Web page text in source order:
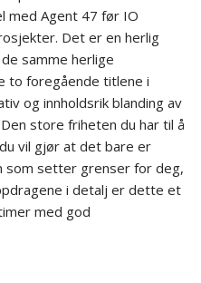
med Agent 47 før IO
Det er en herlig
samme herlige
to foregående titlene i
og innholdsrik blanding av
store friheten du har til å
vil gjør at det bare er
som setter grenser for deg,
i detalj er dette et
med god